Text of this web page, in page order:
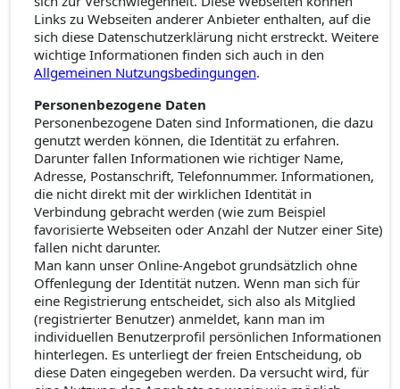
Links zu Webseiten anderer Anbieter enthalten, auf die
sich diese Datenschutzerklärung nicht erstreckt. Weitere
wichtige Informationen finden sich auch in den
Allgemeinen Nutzungsbedingungen.
Personenbezogene Daten
Personenbezogene Daten sind Informationen, die dazu
genutzt werden können, die Identität zu erfahren.
Darunter fallen Informationen wie richtiger Name,
Adresse, Postanschrift, Telefonnummer. Informationen,
die nicht direkt mit der wirklichen Identität in
Verbindung gebracht werden (wie zum Beispiel
favorisierte Webseiten oder Anzahl der Nutzer einer Site)
fallen nicht darunter.
Man kann unser Online-Angebot grundsätzlich ohne
Offenlegung der Identität nutzen. Wenn man sich für
eine Registrierung entscheidet, sich also als Mitglied
(registrierter Benutzer) anmeldet, kann man im
individuellen Benutzerprofil persönlichen Informationen
hinterlegen. Es unterliegt der freien Entscheidung, ob
diese Daten eingegeben werden. Da versucht wird, für